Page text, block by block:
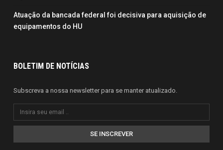
Atuação da bancada federal foi decisiva para aquisição de
equipamentos do HU
BOLETIM DE NOTÍCIAS
Subscreva a nossa newsletter para se manter atualizado.
SE INSCREVER